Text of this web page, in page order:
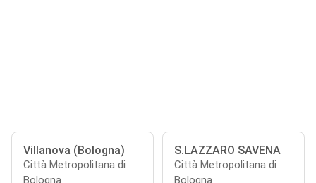
Villanova (Bologna)
Città Metropolitana di
Bologna
S.LAZZARO SAVENA
Città Metropolitana di
Bologna